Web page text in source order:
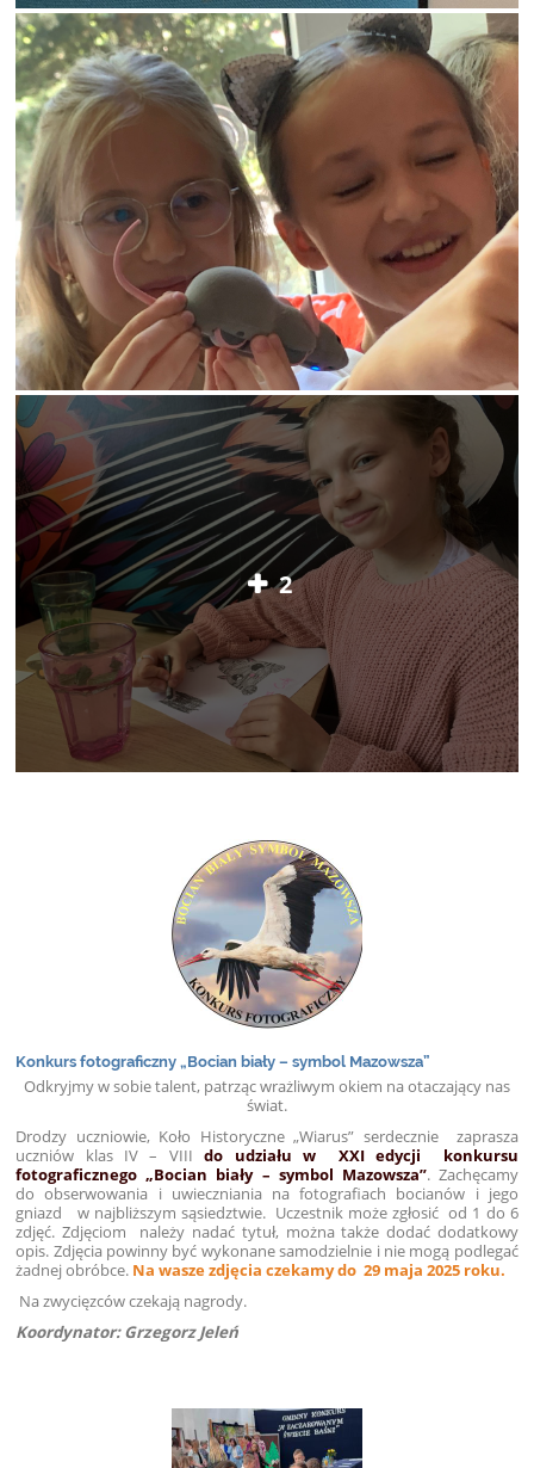
2
Konkurs fotograficzny „Bocian biały – symbol Mazowsza”
Odkryjmy w sobie talent, patrząc wrażliwym okiem na otaczający nas
świat.
Drodzy uczniowie, Koło Historyczne „Wiarus” serdecznie zaprasza
uczniów klas IV – VIIIdo udziału w XXI edycji konkursu
fotograficznego „Bocian biały – symbol Mazowsza”. Zachęcamy
do obserwowania i uwieczniania na fotografiach bocianów i jego
gniazd w najbliższym sąsiedztwie. Uczestnik może zgłosić od 1 do 6
zdjęć. Zdjęciom należy nadać tytuł, można także dodać dodatkowy
opis. Zdjęcia powinny być wykonane samodzielnie i nie mogą podlegać
żadnej obróbce. Na wasze zdjęcia czekamy do 29 maja 2025 roku.
Na zwycięzców czekają nagrody.
Koordynator: Grzegorz Jeleń